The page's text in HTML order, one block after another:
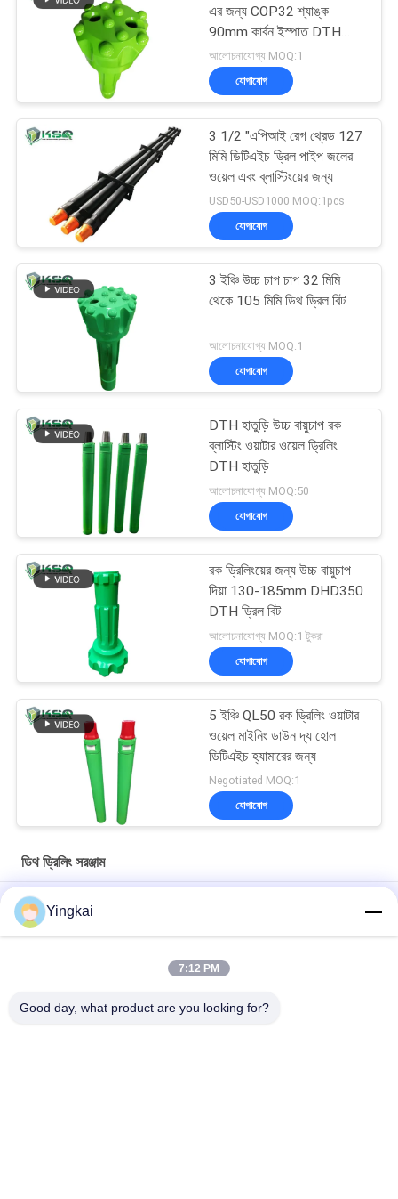
এর জন্য COP32 শ্যাঙ্ক
90mm কার্বন ইস্পাত DTH
ড্রিল বিট
আলোচনাযোগ্য MOQ:1
যোগাযোগ
3 1/2 "এপিআই রেগ থ্রেড 127
মিমি ডিটিএইচ ড্রিল পাইপ জলের
ওয়েল এবং ব্লাস্টিংয়ের জন্য
USD50-USD1000 MOQ:1pcs
যোগাযোগ
3 ইঞ্চি উচ্চ চাপ চাপ 32 মিমি
থেকে 105 মিমি ডিথ ড্রিল বিট
আলোচনাযোগ্য MOQ:1
যোগাযোগ
DTH হাতুড়ি উচ্চ বায়ুচাপ রক
ব্লাস্টিং ওয়াটার ওয়েল ড্রিলিং
DTH হাতুড়ি
আলোচনাযোগ্য MOQ:50
যোগাযোগ
রক ড্রিলিংয়ের জন্য উচ্চ বায়ুচাপ
দিয়া 130-185mm DHD350
DTH ড্রিল বিট
আলোচনাযোগ্য MOQ:1 টুকরা
যোগাযোগ
5 ইঞ্চি QL50 রক ড্রিলিং ওয়াটার
ওয়েল মাইনিং ডাউন দ্য হোল
ডিটিএইচ হ্যামারের জন্য
Negotiated MOQ:1
যোগাযোগ
ডিথ ড্রিলিং সরঞ্জাম
8 ইঞ্চি 311 মিমি কার্বন স্টীল ডিটিএইচ হ্যামার বিট মাইনিং এবং জল ভাল ড্রিলিং জন্য
উচ্চ অনুপ্রবেশ এবং ক্ষয় প্রতিরোধী ডাউন দ্য হোল ড্রিলিংয়ের জন্য QL50A-197mm
Yingkai
7:12 PM
Good day, what product are you looking for?